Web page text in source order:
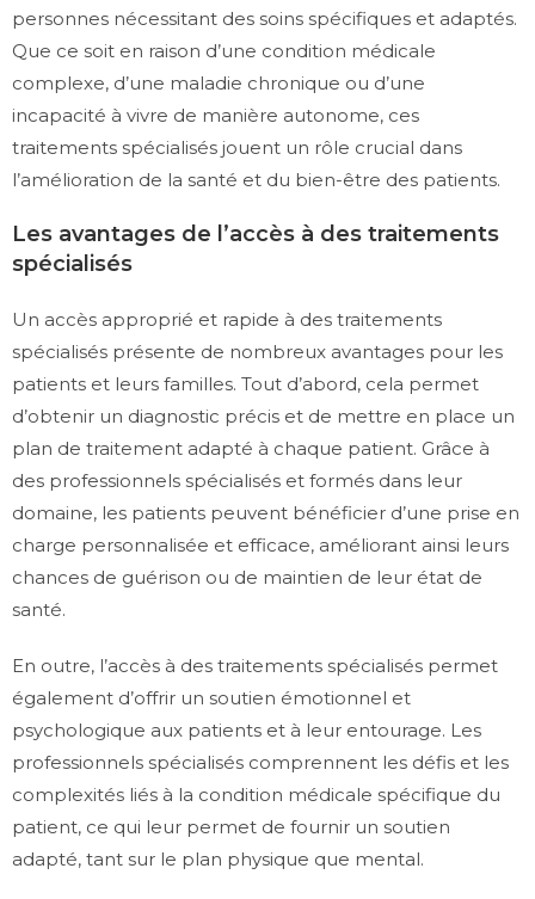
personnes nécessitant des soins spécifiques et adaptés.
Que ce soit en raison d’une condition médicale
complexe, d’une maladie chronique ou d’une
incapacité à vivre de manière autonome, ces
traitements spécialisés jouent un rôle crucial dans
l’amélioration de la santé et du bien-être des patients.
Les avantages de l’accès à des traitements
spécialisés
Un accès approprié et rapide à des traitements
spécialisés présente de nombreux avantages pour les
patients et leurs familles. Tout d’abord, cela permet
d’obtenir un diagnostic précis et de mettre en place un
plan de traitement adapté à chaque patient. Grâce à
des professionnels spécialisés et formés dans leur
domaine, les patients peuvent bénéficier d’une prise en
charge personnalisée et efficace, améliorant ainsi leurs
chances de guérison ou de maintien de leur état de
santé.
En outre, l’accès à des traitements spécialisés permet
également d’offrir un soutien émotionnel et
psychologique aux patients et à leur entourage. Les
professionnels spécialisés comprennent les défis et les
complexités liés à la condition médicale spécifique du
patient, ce qui leur permet de fournir un soutien
adapté, tant sur le plan physique que mental.